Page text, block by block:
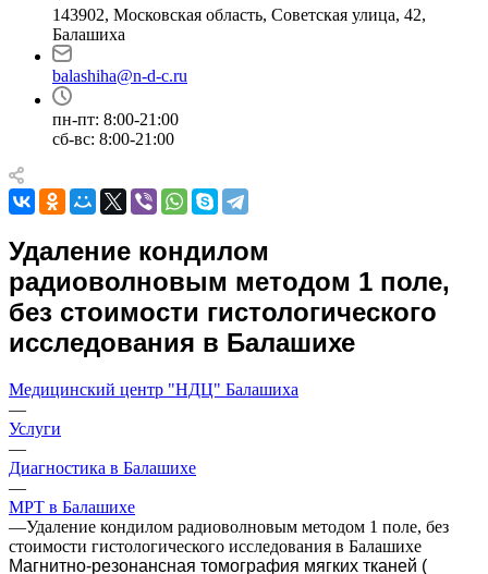
143902, Московская область, Советская улица, 42,
Балашиха
balashiha@n-d-c.ru
пн-пт: 8:00-21:00
сб-вс: 8:00-21:00
Удаление кондилом
радиоволновым методом 1 поле,
без стоимости гистологического
исследования в Балашихе
Медицинский центр "НДЦ" Балашиха
—
Услуги
—
Диагностика в Балашихе
—
МРТ в Балашихе
—Удаление кондилом радиоволновым методом 1 поле, без
стоимости гистологического исследования в Балашихе
Магнитно-резонансная томография мягких тканей (